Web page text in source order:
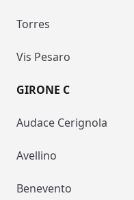
Torres
Vis Pesaro
GIRONE C
Audace Cerignola
Avellino
Benevento